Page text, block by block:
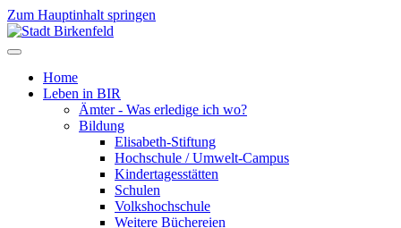
Zum Hauptinhalt springen
Home
Leben in BIR
Ämter - Was erledige ich wo?
Bildung
Elisabeth-Stiftung
Hochschule / Umwelt-Campus
Kindertagesstätten
Schulen
Volkshochschule
Weitere Büchereien